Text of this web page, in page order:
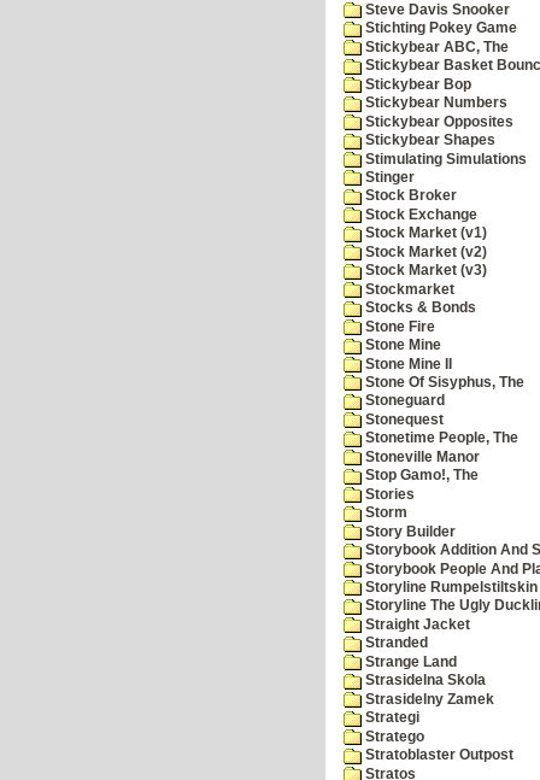
Steve Davis Snooker
Stichting Pokey Game
Stickybear ABC, The
Stickybear Basket
Stickybear Bop
Stickybear Numbers
Stickybear Opposites
Stickybear Shapes
Stimulating Simulations
Stinger
Stock Broker
Stock Exchange
Stock Market (v1)
Stock Market (v2)
Stock Market (v3)
Stockmarket
Stocks & Bonds
Stone Fire
Stone Mine
Stone Mine II
Stone Of Sisyphus, The
Stoneguard
Stonequest
Stonetime People, The
Stoneville Manor
Stop Gamo!, The
Stories
Storm
Story Builder
Storybook Addition And
Storybook People And
Storyline Rumpelstiltskin
Storyline The Ugly
Straight Jacket
Stranded
Strange Land
Strasidelna Skola
Strasidelny Zamek
Strategi
Stratego
Stratoblaster Outpost
Stratos